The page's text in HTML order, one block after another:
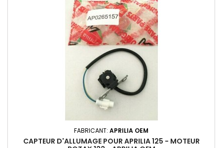
FABRICANT: APRILIA OEM
CAPTEUR D'ALLUMAGE POUR APRILIA 125 - MOTEUR